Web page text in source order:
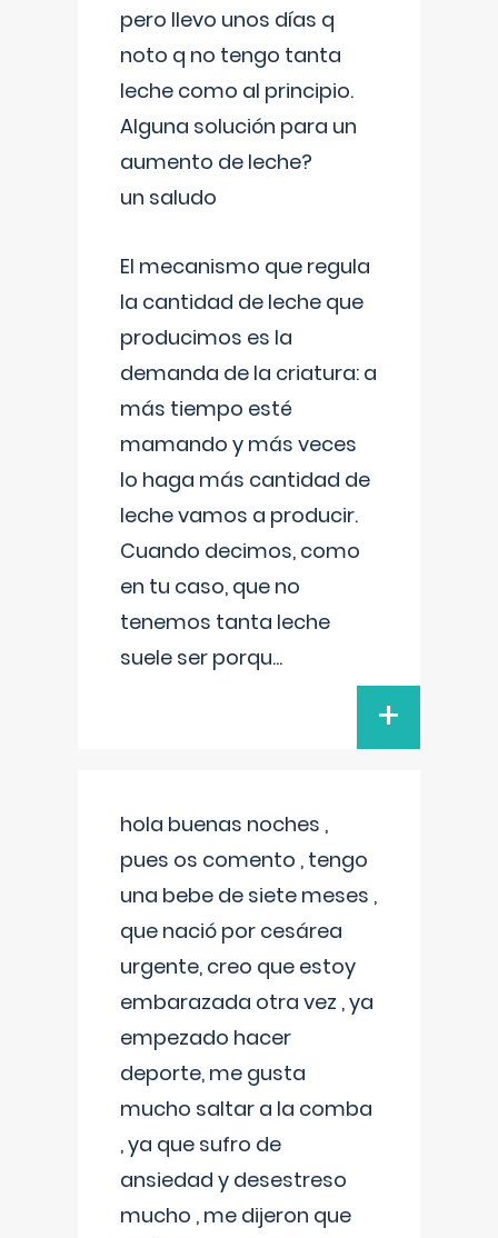
pero llevo unos días q
noto q no tengo tanta
leche como al principio.
Alguna solución para un
aumento de leche?
un saludo
El mecanismo que regula
la cantidad de leche que
producimos es la
demanda de la criatura: a
más tiempo esté
mamando y más veces
lo haga más cantidad de
leche vamos a producir.
Cuando decimos, como
en tu caso, que no
tenemos tanta leche
suele ser porqu...
+
hola buenas noches ,
pues os comento , tengo
una bebe de siete meses ,
que nació por cesárea
urgente, creo que estoy
embarazada otra vez , ya
empezado hacer
deporte, me gusta
mucho saltar a la comba
, ya que sufro de
ansiedad y desestreso
mucho , me dijeron que